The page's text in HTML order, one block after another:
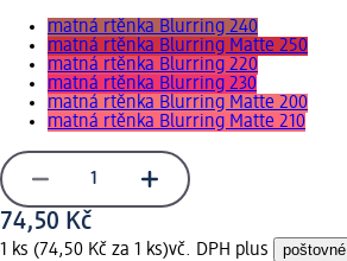
matná rtěnka Blurring 240
matná rtěnka Blurring Matte 250
matná rtěnka Blurring 220
matná rtěnka Blurring 230
matná rtěnka Blurring Matte 200
matná rtěnka Blurring Matte 210
74,50 Kč
1 ks (74,50 Kč za 1 ks)vč. DPH plus poštovné